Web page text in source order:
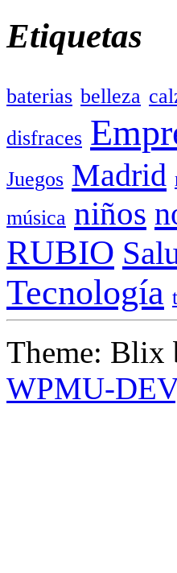
Etiquetas
baterias belleza
disfraces
Juegos Madrid
música niños
RUBIO
Tecnología
Theme: Blix
WPMU-DEV